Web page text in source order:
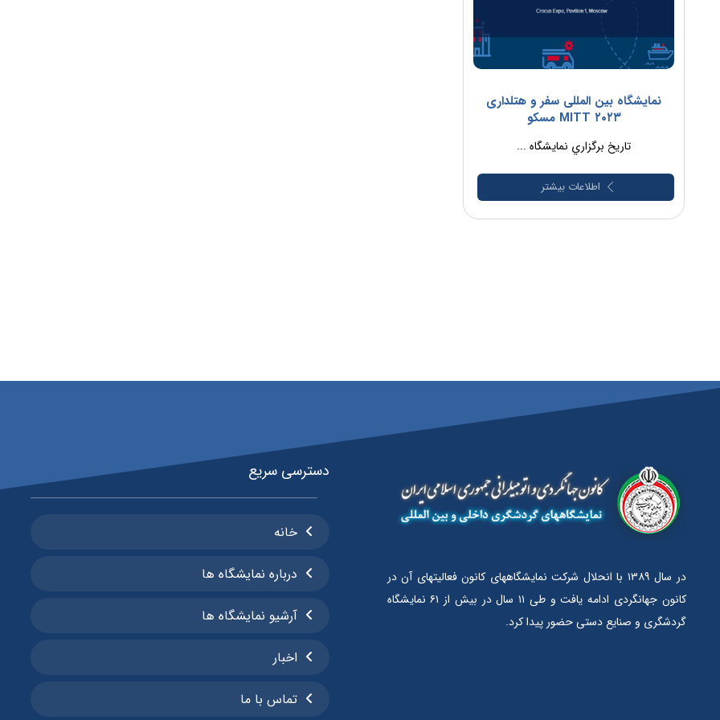
نمایشگاه بین المللی سفر و هتلداری
MITT ۲۰۲۳ مسکو
تاريخ برگزاري نمايشگاه ...
اطلاعات بیشتر
در سال ۱۳۸۹ با انحلال شرکت نمایشگاههای کانون فعالیتهای آن در
کانون جهانگردی ادامه یافت و طی ۱۱ سال در بیش از ۶۱ نمایشگاه
گردشگری و صنایع دستی حضور پیدا کرد.
دسترسی سریع
خانه
درباره نمایشگاه ها
آرشیو نمایشگاه ها
اخبار
تماس با ما